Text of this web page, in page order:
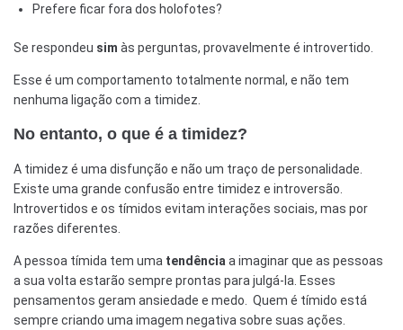
Prefere ficar fora dos holofotes?
Se respondeu sim às perguntas, provavelmente é introvertido.
Esse é um comportamento totalmente normal, e não tem
nenhuma ligação com a timidez.
No entanto, o que é a timidez?
A timidez é uma disfunção e não um traço de personalidade.
Existe uma grande confusão entre timidez e introversão.
Introvertidos e os tímidos evitam interações sociais, mas por
razões diferentes.
A pessoa tímida tem uma tendência a imaginar que as pessoas
a sua volta estarão sempre prontas para julgá-la. Esses
pensamentos geram ansiedade e medo. Quem é tímido está
sempre criando uma imagem negativa sobre suas ações.